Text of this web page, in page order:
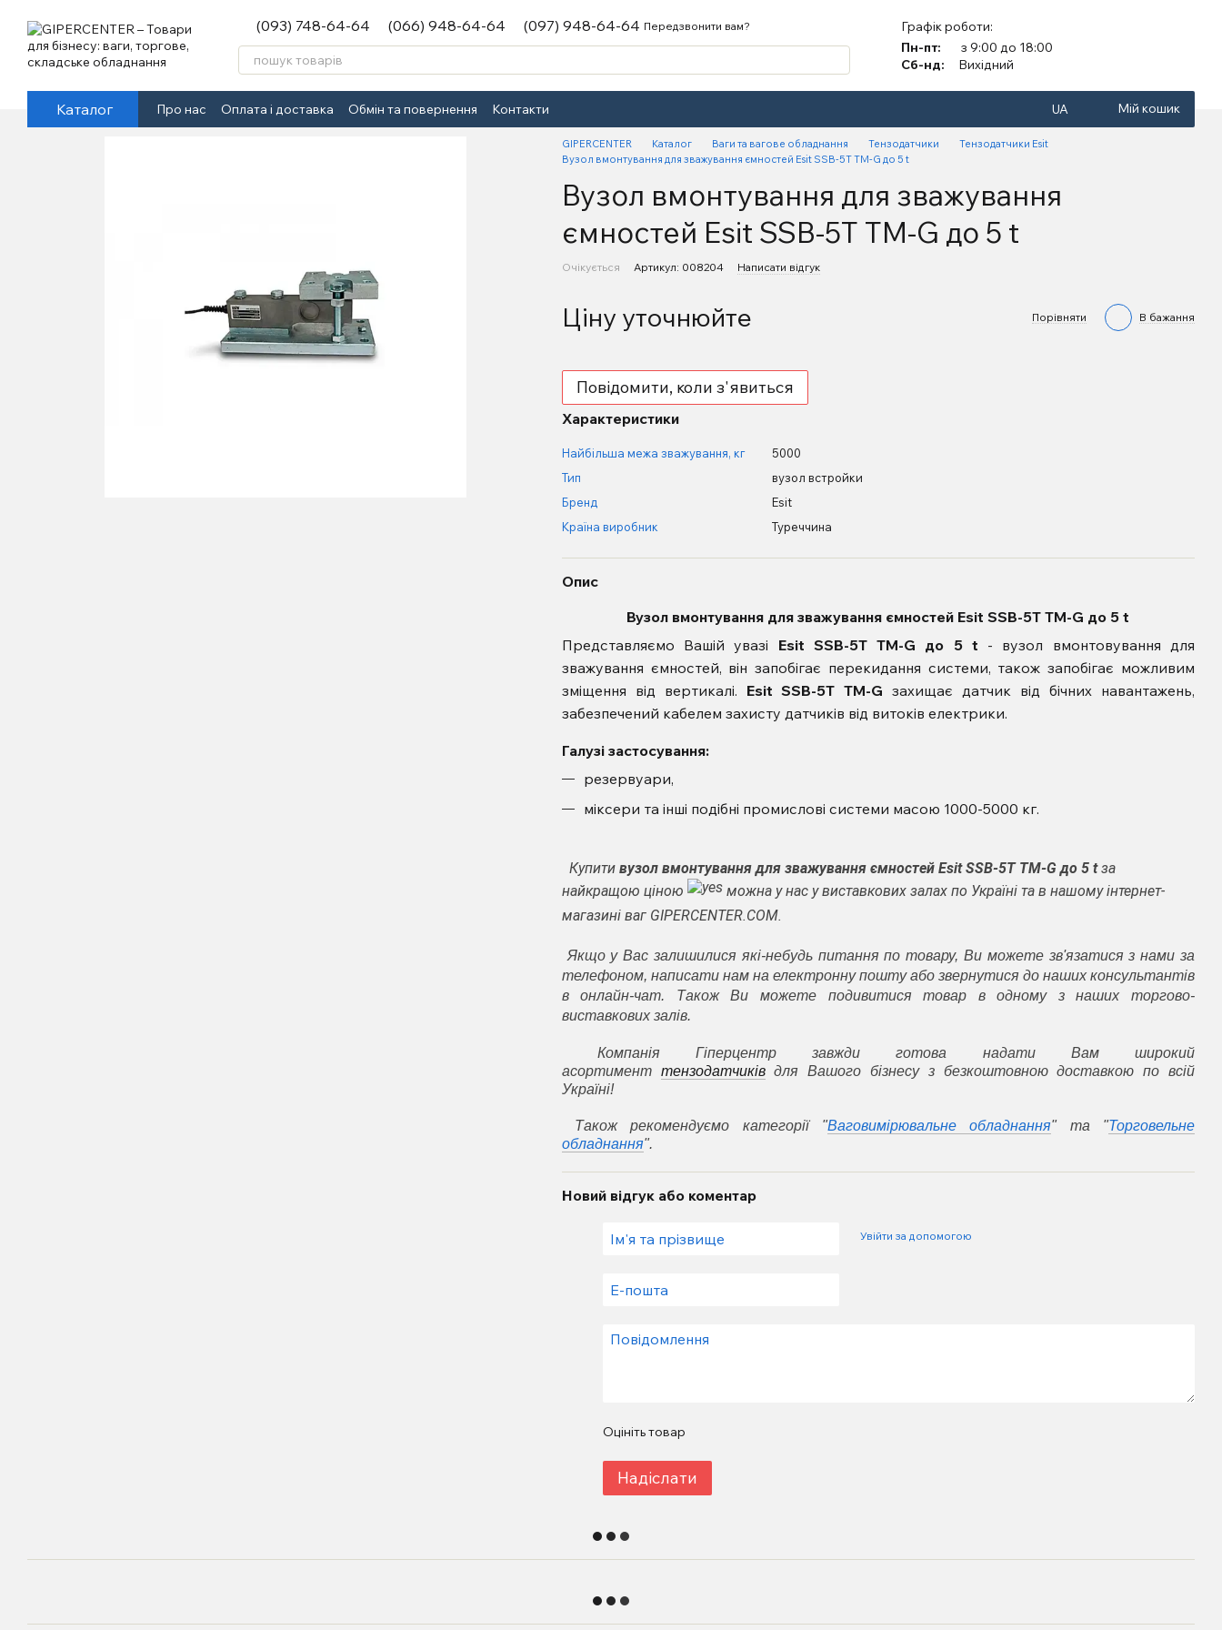
(093) 748-64-64 (066) 948-64-64 (097) 948-64-64 Передзвонити вам?
Графік роботи:
Пн-пт:
з 9:00 до 18:00
Сб-нд:
Вихідний
Каталог Про нас Оплата і доставка Обмін та повернення Контакти UA Мій кошик
GIPERCENTER Каталог Ваги та вагове обладнання Тензодатчики
Тензодатчики Esit
Вузол вмонтування для зважування ємностей Esit SSB-5T TM-G до 5 t
Вузол вмонтування для зважування
ємностей Esit SSB-5T TM-G до 5 t
Очікується Артикул: 008204 Написати відгук
Ціну уточнюйте Порівняти В бажання
Повідомити, коли з'явиться
Характеристики
Найбільша межа зважування, кг
5000
Тип
вузол встройки
Бренд
Esit
Країна виробник
Туреччина
Опис
Вузол вмонтування для зважування ємностей EsitSSB-5T TM-G до 5 t
Представляємо Вашій увазі Esit SSB-5T TM-G до 5 t - вузол вмонтовування для
зважування ємностей, він запобігає перекидання системи, також запобігає можливим
зміщення від вертикалі. EsitSSB-5T TM-G захищає датчик від бічних навантажень,
забезпечений кабелем захисту датчиків від витоків електрики.
Галузі застосування:
резервуари,
міксери та інші подібні промислові системи масою 1000-5000 кг.
Купити вузол вмонтування для зважування ємностей Esit SSB-5T TM-G до 5 tза
найкращою ціною
можна у нас у виставкових залах по Україні та в нашому інтернет-
магазині ваг GIPERCENTER.COM.
Якщо у Вас залишилися які-небудь питання по товару, Ви можете зв'язатися з нами за
телефоном, написати нам на електронну пошту або звернутися до наших консультантів
в онлайн-чат. Також Ви можете подивитися товар в одному з наших торгово-
виставкових залів.
Компанія Гіперцентр завжди готова надати Вам широкий
асортимент тензодатчиківдля Вашого бізнесу з безкоштовною доставкою по всій
Україні!
Також рекомендуємо категорії "Ваговимірювальне обладнання" та "Торговельне
обладнання".
Новий відгук або коментар
Увійти за допомогою
Оцініть товар
Надіслати